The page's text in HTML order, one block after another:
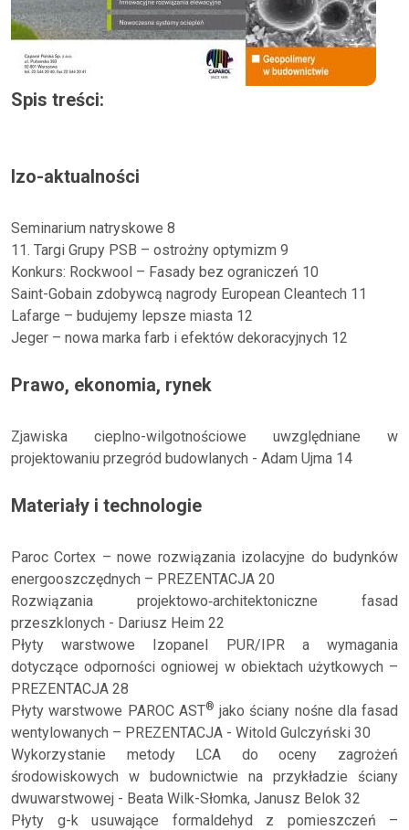
Spis treści:
Izo-aktualności
Seminarium natryskowe 8
11. Targi Grupy PSB – ostrożny optymizm 9
Konkurs: Rockwool – Fasady bez ograniczeń 10
Saint-Gobain zdobywcą nagrody European Cleantech 11
Lafarge – budujemy lepsze miasta 12
Jeger – nowa marka farb i efektów dekoracyjnych 12
Prawo, ekonomia, rynek
Zjawiska cieplno-wilgotnościowe uwzględniane w
projektowaniu przegród budowlanych - Adam Ujma 14
Materiały i technologie
Paroc Cortex – nowe rozwiązania izolacyjne do budynków
energooszczędnych – PREZENTACJA 20
Rozwiązania projektowo‑architektoniczne fasad
przeszklonych - Dariusz Heim 22
Płyty warstwowe Izopanel PUR/IPR a wymagania
dotyczące odporności ogniowej w obiektach użytkowych –
PREZENTACJA 28
Płyty warstwowe PAROC AST® jako ściany nośne dla fasad
wentylowanych – PREZENTACJA - Witold Gulczyński 30
Wykorzystanie metody LCA do oceny zagrożeń
środowiskowych w budownictwie na przykładzie ściany
dwuwarstwowej - Beata Wilk-Słomka, Janusz Belok 32
Płyty g-k usuwające formaldehyd z pomieszczeń –